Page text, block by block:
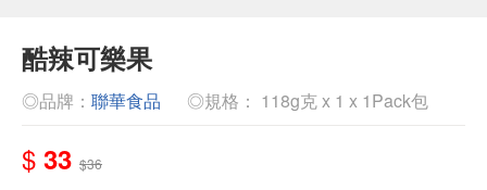
酷辣可樂果
◎品牌： 聯華食品 ◎規格： 118g克 x 1 x 1Pack包
$ 33 $36